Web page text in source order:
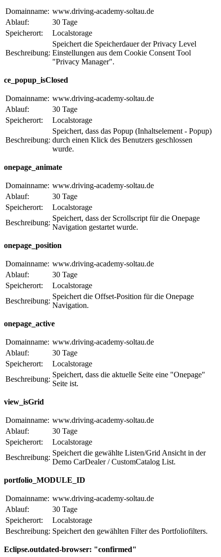
Domainname: www.driving-academy-soltau.de
Ablauf:
30 Tage
Speicherort:
Localstorage
Beschreibung:
Speichert die Speicherdauer der Privacy Level
Einstellungen aus dem Cookie Consent Tool
"Privacy Manager".
ce_popup_isClosed
Domainname: www.driving-academy-soltau.de
Ablauf:
30 Tage
Speicherort:
Localstorage
Beschreibung:
Speichert, dass das Popup (Inhaltselement - Popup)
durch einen Klick des Benutzers geschlossen
wurde.
onepage_animate
Domainname: www.driving-academy-soltau.de
Ablauf:
30 Tage
Speicherort:
Localstorage
Beschreibung:
Speichert, dass der Scrollscript für die Onepage
Navigation gestartet wurde.
onepage_position
Domainname: www.driving-academy-soltau.de
Ablauf:
30 Tage
Speicherort:
Localstorage
Beschreibung:
Speichert die Offset-Position für die Onepage
Navigation.
onepage_active
Domainname: www.driving-academy-soltau.de
Ablauf:
30 Tage
Speicherort:
Localstorage
Beschreibung:
Speichert, dass die aktuelle Seite eine "Onepage"
Seite ist.
view_isGrid
Domainname: www.driving-academy-soltau.de
Ablauf:
30 Tage
Speicherort:
Localstorage
Beschreibung:
Speichert die gewählte Listen/Grid Ansicht in der
Demo CarDealer / CustomCatalog List.
portfolio_MODULE_ID
Domainname: www.driving-academy-soltau.de
Ablauf:
30 Tage
Speicherort:
Localstorage
Beschreibung: Speichert den gewählten Filter des Portfoliofilters.
Eclipse.outdated-browser: "confirmed"